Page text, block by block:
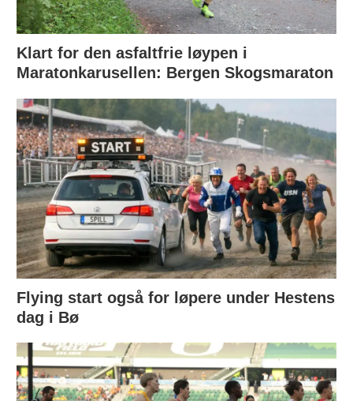
Klart for den asfaltfrie løypen i
Maratonkarusellen: Bergen Skogsmaraton
Flying start også for løpere under Hestens
dag i Bø